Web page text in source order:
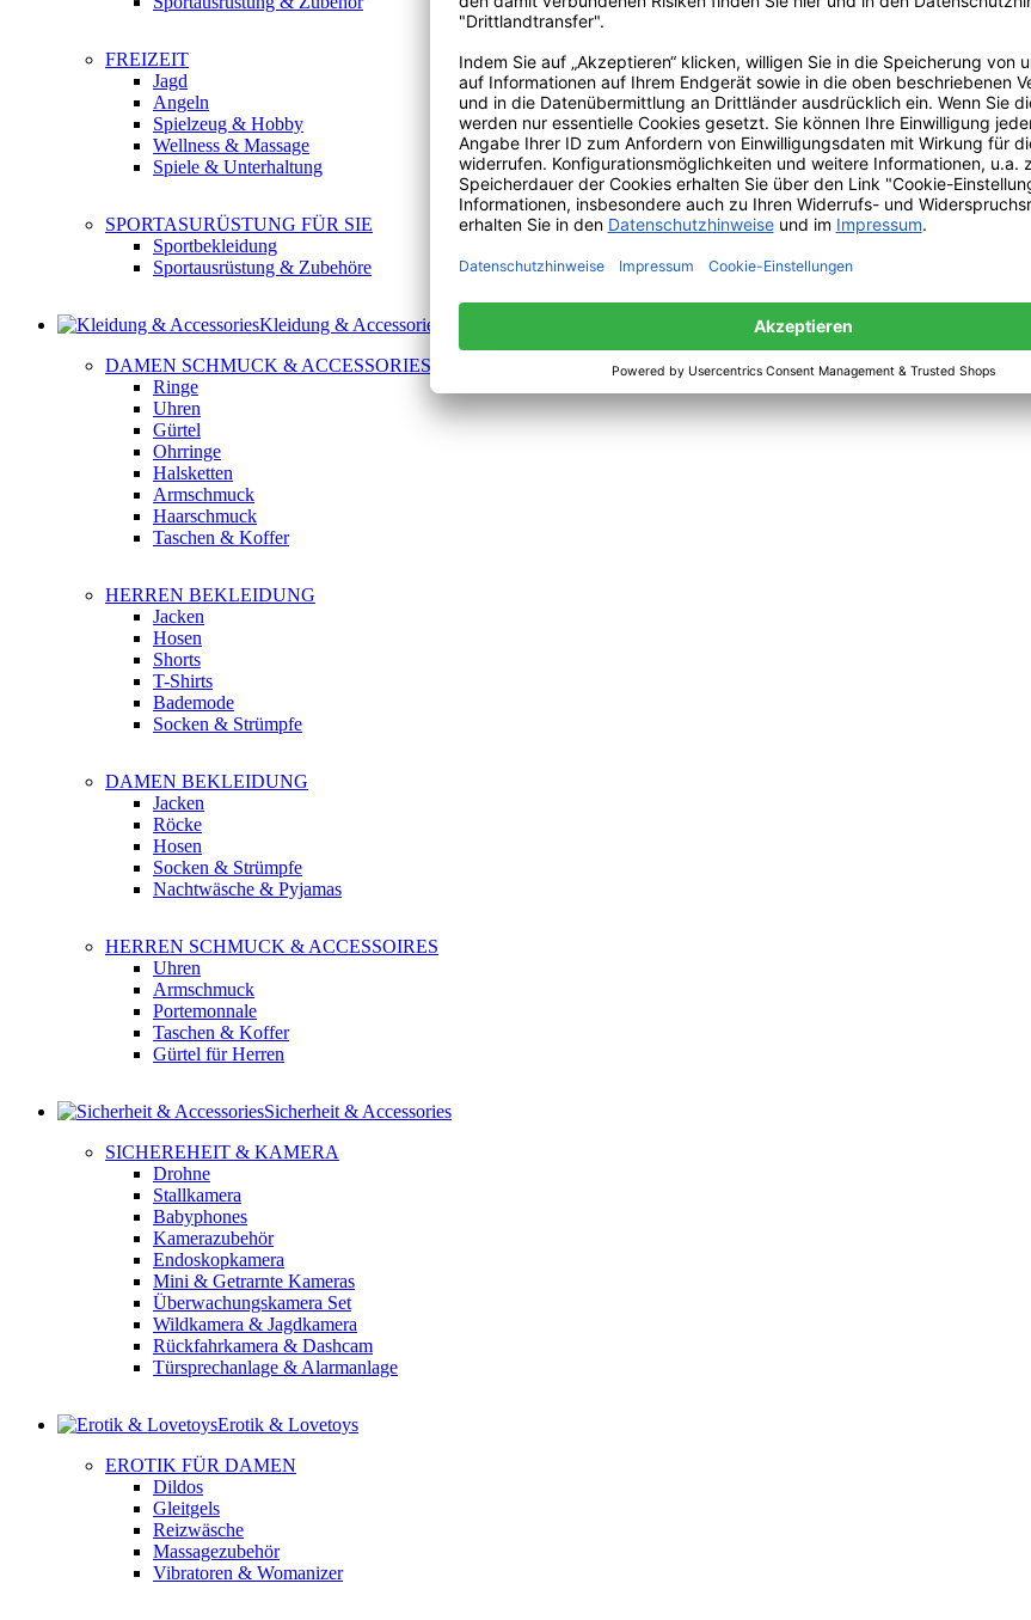
FREIZEIT
Jagd
Angeln
Spielzeug & Hobby
Wellness & Massage
Spiele & Unterhaltung
SPORTASURÜSTUNG FÜR SIE
Sportbekleidung
Sportausrüstung & Zubehöre
Kleidung & Accessories
DAMEN SCHMUCK & ACCESSORIES
Ringe
Uhren
Gürtel
Ohrringe
Halsketten
Armschmuck
Haarschmuck
Taschen & Koffer
HERREN BEKLEIDUNG
Jacken
Hosen
Shorts
T-Shirts
Bademode
Socken & Strümpfe
DAMEN BEKLEIDUNG
Jacken
Röcke
Hosen
Socken & Strümpfe
Nachtwäsche & Pyjamas
HERREN SCHMUCK & ACCESSOIRES
Uhren
Armschmuck
Portemonnale
Taschen & Koffer
Gürtel für Herren
Sicherheit & Accessories
SICHEREHEIT & KAMERA
Drohne
Stallkamera
Babyphones
Kamerazubehör
Endoskopkamera
Mini & Getrarnte Kameras
Überwachungskamera Set
Wildkamera & Jagdkamera
Rückfahrkamera & Dashcam
Türsprechanlage & Alarmanlage
Erotik & Lovetoys
EROTIK FÜR DAMEN
Dildos
Gleitgels
Reizwäsche
Massagezubehör
Vibratoren & Womanizer